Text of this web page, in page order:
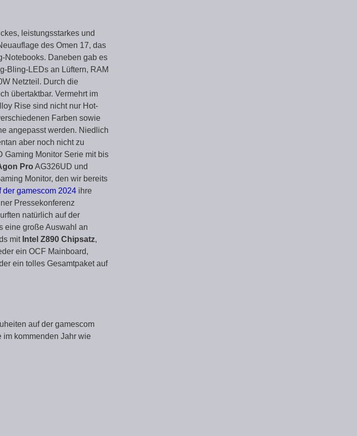
leistungsstarkes und
des Omen 17, das
Notebooks. Daneben gab es
Bling-LEDs an Lüftern, RAM
Netzteil. Durch die
übertaktbar. Vermehrt im
Rise sind nicht nur Hot-
Farben sowie
angepasst werden. Niedlich
aber noch nicht zu
Gaming Monitor Serie mit bis
Pro AG326UD und
Monitor, den wir bereits
der gamescom 2024 ihre
Pressekonferenz
natürlich auf der
eine große Auswahl an
mit Intel Z890 Chipsatz,
ein OCF Mainboard,
ein tolles Gesamtpaket auf
auf der gamescom
im kommenden Jahr wie